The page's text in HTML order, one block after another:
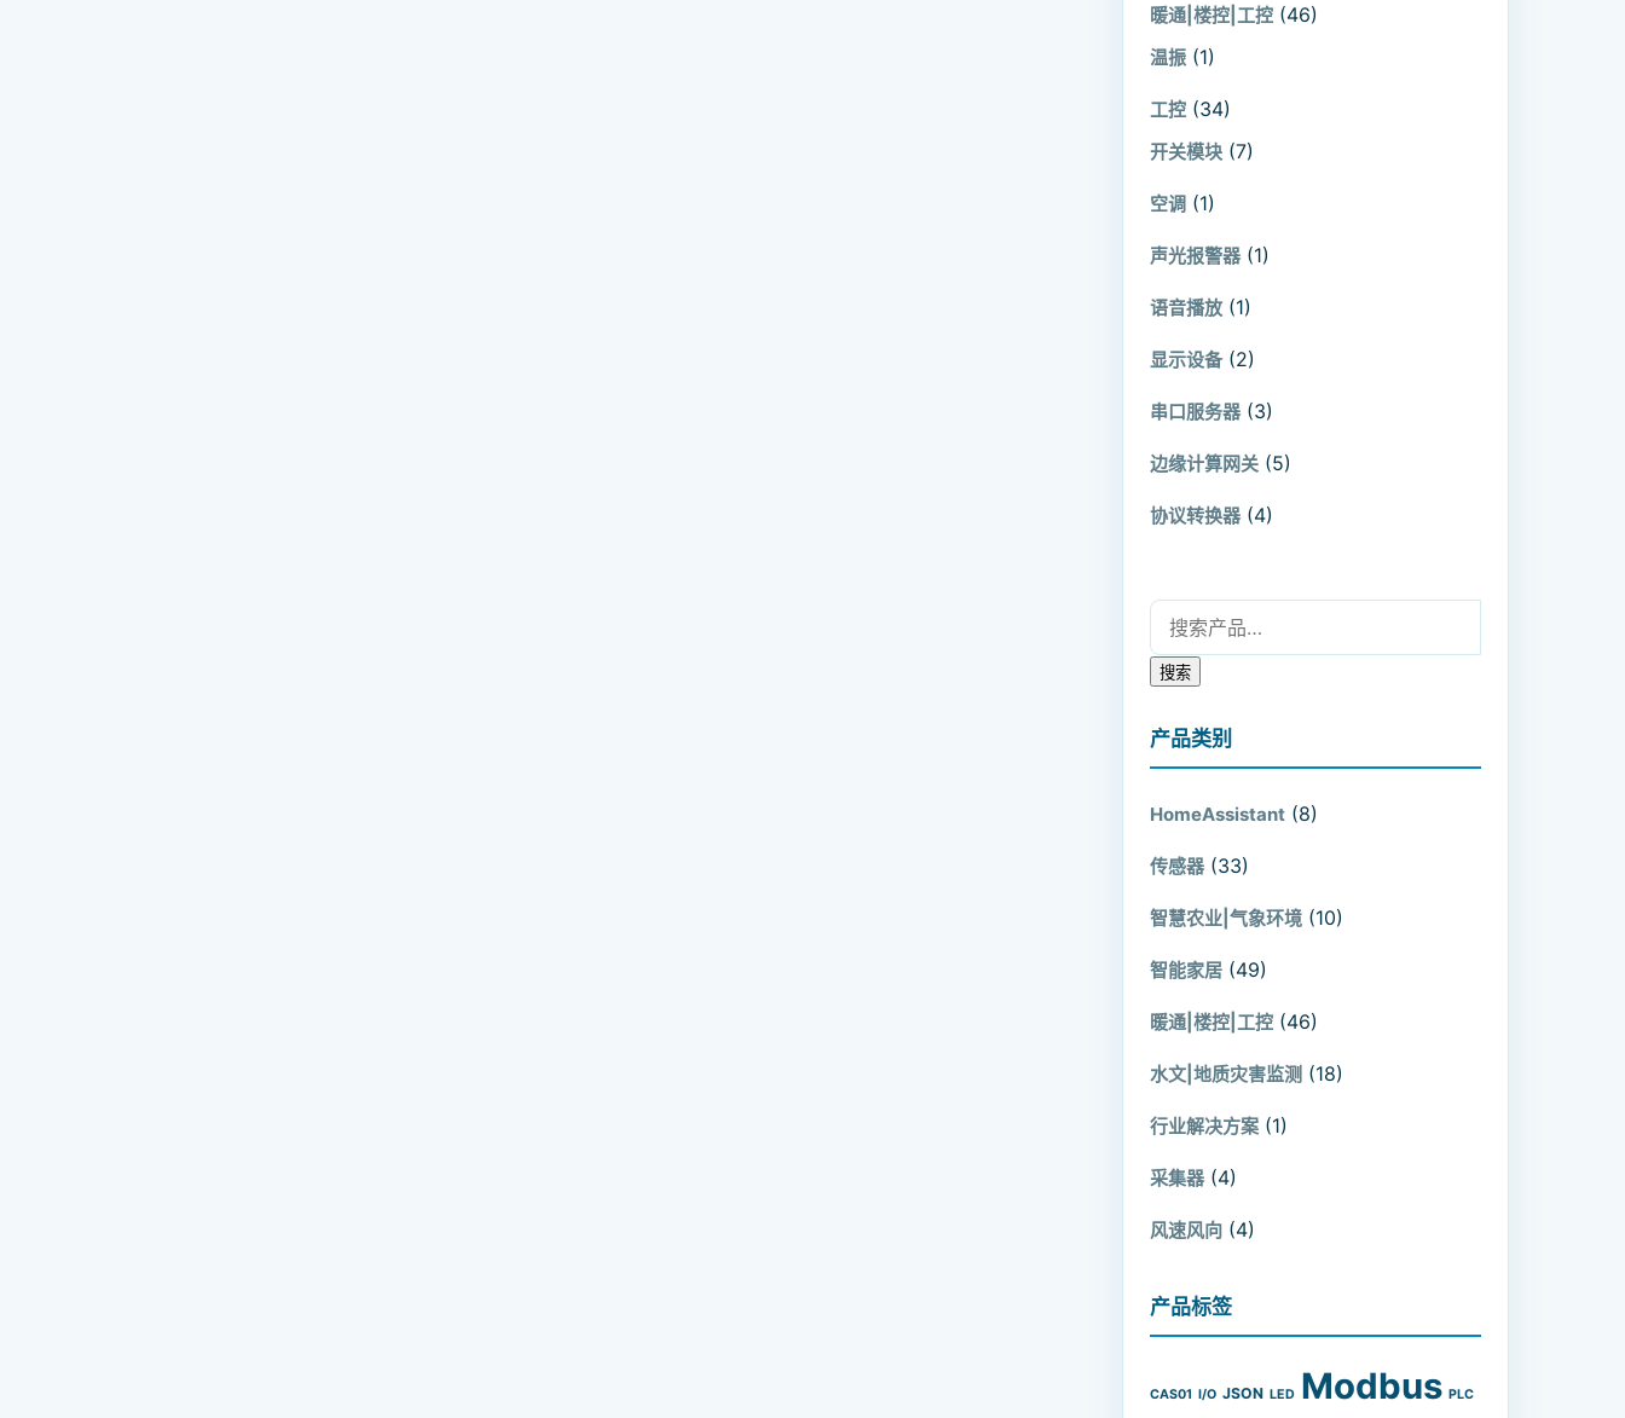
暖通|楼控|工控 (46)
温振 (1)
工控 (34)
开关模块 (7)
空调 (1)
声光报警器 (1)
语音播放 (1)
显示设备 (2)
串口服务器 (3)
边缘计算网关 (5)
协议转换器 (4)
搜索：
搜索
产品类别
HomeAssistant (8)
传感器 (33)
智慧农业|气象环境 (10)
智能家居 (49)
暖通|楼控|工控 (46)
水文|地质灾害监测 (18)
行业解决方案 (1)
采集器 (4)
风速风向 (4)
产品标签
CAS01 I/O JSON LED Modbus PLC